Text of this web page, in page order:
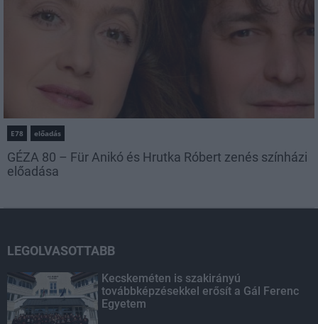
E78 előadás
GÉZA 80 – Für Anikó és Hrutka Róbert zenés színházi
előadása
LEGOLVASOTTABB
Kecskeméten is szakirányú
továbbképzésekkel erősít a Gál Ferenc
Egyetem